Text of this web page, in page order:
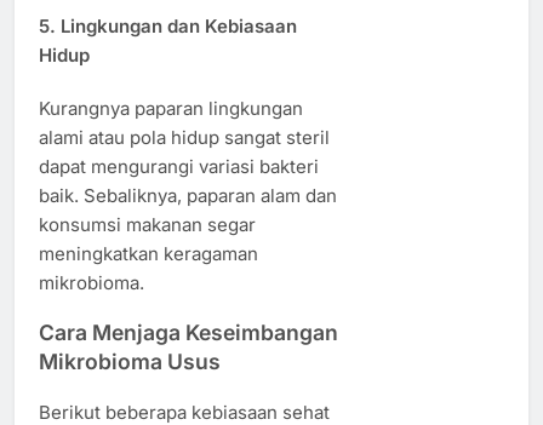
5. Lingkungan dan Kebiasaan
Hidup
Kurangnya paparan lingkungan
alami atau pola hidup sangat steril
dapat mengurangi variasi bakteri
baik. Sebaliknya, paparan alam dan
konsumsi makanan segar
meningkatkan keragaman
mikrobioma.
Cara Menjaga Keseimbangan
Mikrobioma Usus
Berikut beberapa kebiasaan sehat